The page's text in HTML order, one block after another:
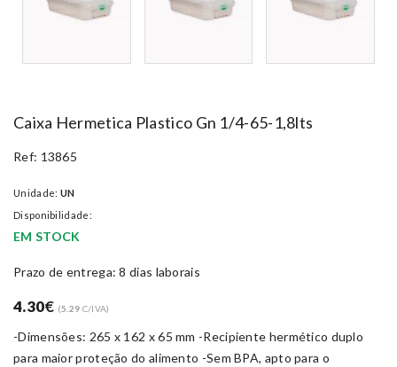
Caixa Hermetica Plastico Gn 1/4-65-1,8lts
Ref: 13865
Unidade: UN
Disponibilidade:
EM STOCK
Prazo de entrega: 8 dias laborais
4.30€ (5.29 C/IVA)
-Dimensões: 265 x 162 x 65 mm -Recipiente hermético duplo
para maior proteção do alimento -Sem BPA, apto para o